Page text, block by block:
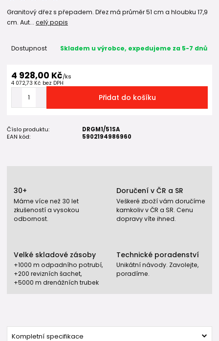
Granitový dřez s přepadem. Dřez má průměr 51 cm a hloubku 17,9
cm. Aut... celý popis
Dostupnost Skladem u výrobce, expedujeme za 5-7 dnů
4 928,00 Kč/ks
4 072,73 Kč bez DPH
Přidat do košíku
Číslo produktu:
DRGM1/51SA
EAN kód:
5902194986960
30+
Máme více než 30 let
zkušeností a vysokou
odbornost.
Doručení v ČR a SR
Veškeré zboží vám doručíme
kamkoliv v ČR a SR. Cenu
dopravy víte ihned.
Velké skladové zásoby
+1000 m odpadního potrubí,
+200 revizních šachet,
+5000 m drenážních trubek
Technické poradenství
Unikátní návody. Zavolejte,
poradíme.
Kompletní specifikace